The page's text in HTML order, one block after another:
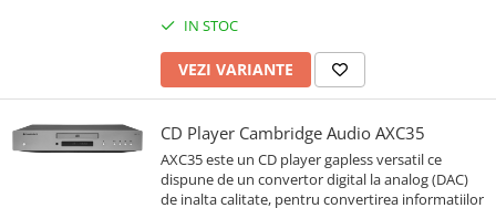
IN STOC
VEZI VARIANTE
CD Player Cambridge Audio AXC35
AXC35 este un CD player gapless versatil ce
dispune de un convertor digital la analog (DAC)
de inalta calitate, pentru convertirea informatiilor